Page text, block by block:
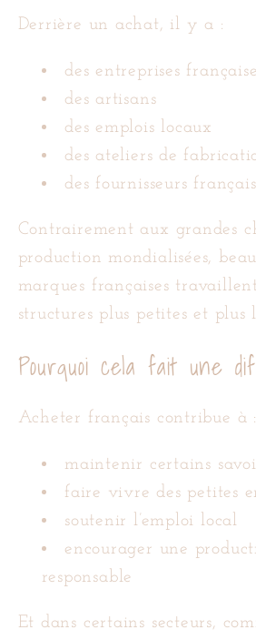
Derrière un achat, il y a :
des entreprises
des artisans
des emplois locaux
des ateliers de
des fournisseurs français
Contrairement aux grandes
production mondialisées,
marques françaises
structures plus petites et plus
Pourquoi cela fait une
Acheter français contribue à :
maintenir certains
faire vivre des petites
soutenir l’emploi local
encourager une
responsable
Et dans certains secteurs,